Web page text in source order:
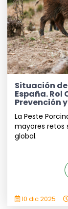
Situación
España. Rol
Prevención
La Peste
mayores retos
global.
10 dic 2025